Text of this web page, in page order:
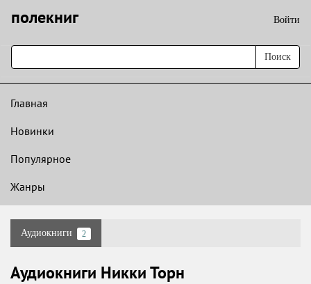
полекниг Войти
Поиск
Главная
Новинки
Популярное
Жанры
Аудиокниги 2
Аудиокниги Никки Торн